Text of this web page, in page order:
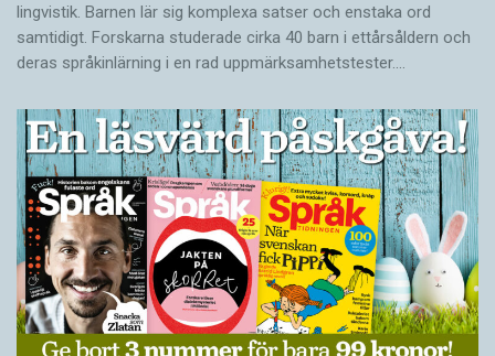
lingvistik. Barnen lär sig komplexa satser och enstaka ord
samtidigt. Forskarna studerade cirka 40 barn i ettårsåldern och
deras språkinlärning i en rad uppmärksamhetstester.…